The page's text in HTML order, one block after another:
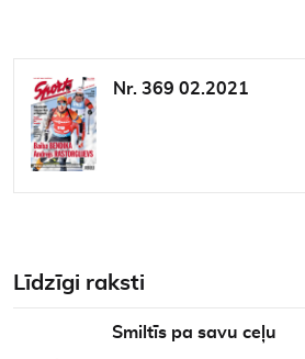
Nr. 369 02.2021
Līdzīgi raksti
Smiltīs pa savu ceļu